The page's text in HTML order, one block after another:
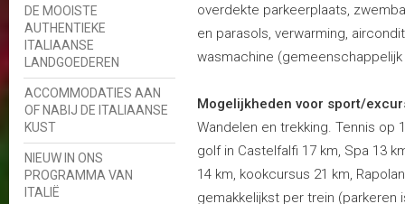
DE MOOISTE
AUTHENTIEKE
ITALIAANSE
LANDGOEDEREN
ACCOMMODATIES AAN
OF NABIJ DE ITALIAANSE
KUST
NIEUW IN ONS
PROGRAMMA VAN
ITALIË
overdekte parkeerplaats,
en parasols, verwarming,
wasmachine
Mogelijkheden voor sport/
Wandelen en trekking. Tennis op
golf in Castelfalfi 17 km, Spa 13
14 km, kookcursus 21 km,
gemakkelijkst per trein (parkeren